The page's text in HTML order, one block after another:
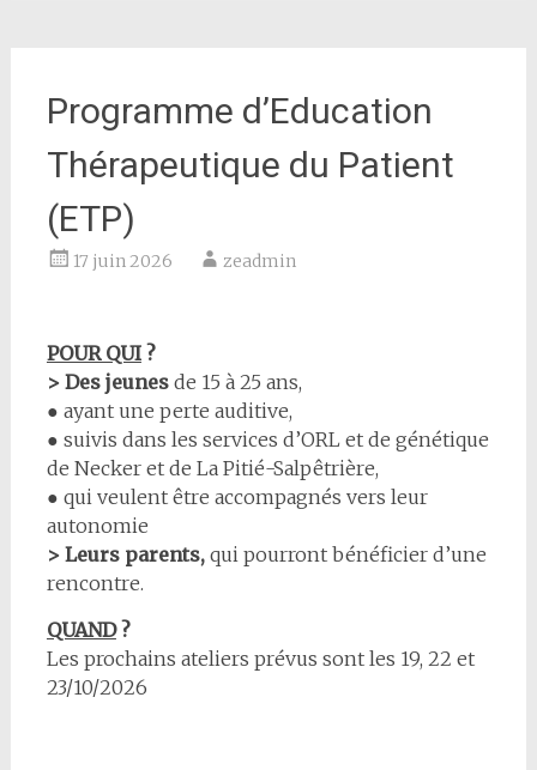
Programme d’Education
Thérapeutique du Patient
(ETP)
17 juin 2026 zeadmin
POUR QUI?
> Des jeunesde 15 à 25 ans,
● ayant une perte auditive,
● suivis dans les services d’ORL et de génétique
de Necker et de La Pitié-Salpêtrière,
● qui veulent être accompagnés vers leur
autonomie
> Leurs parents,qui pourront bénéficier d’une
rencontre.
QUAND?
Les prochains ateliers prévus sont les 19, 22 et
23/10/2026